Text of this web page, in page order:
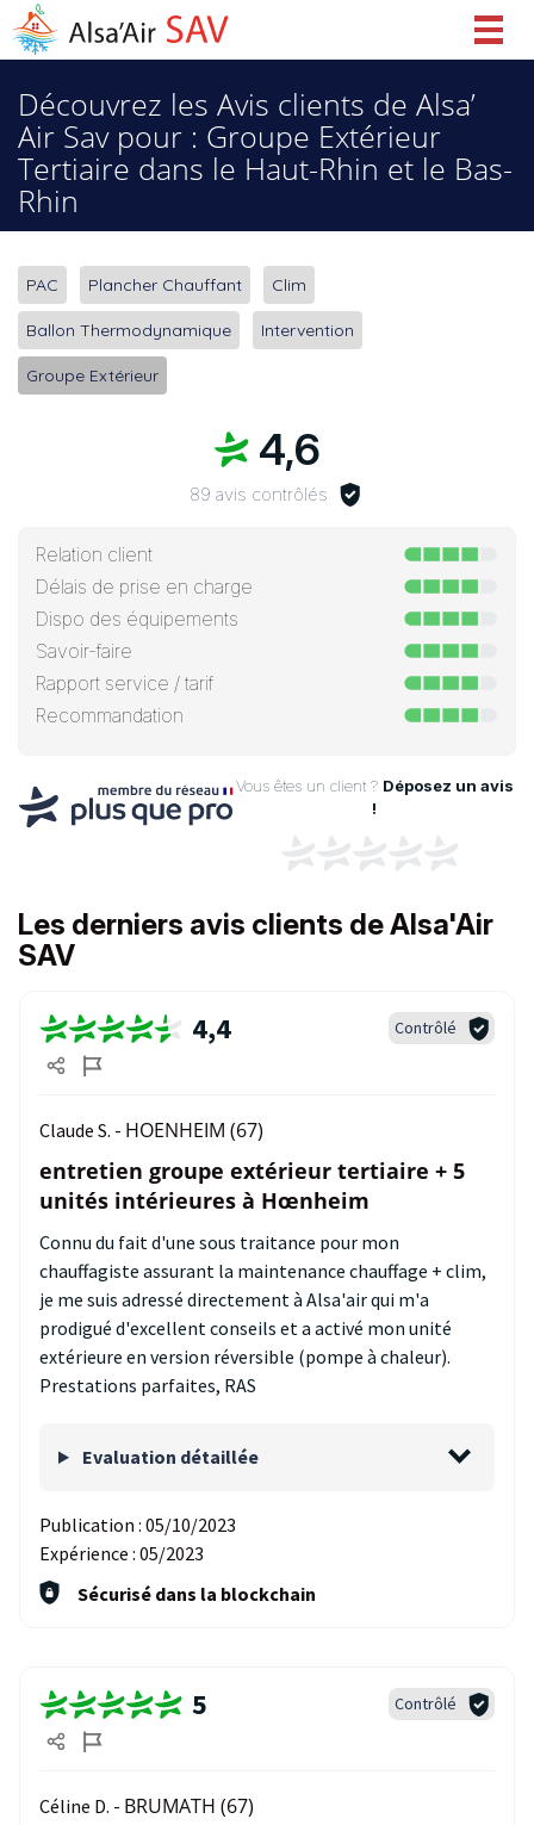
Découvrez les Avis clients de Alsa’
Air Sav pour : Groupe Extérieur
Tertiaire dans le Haut-Rhin et le Bas-
Rhin
PAC Plancher Chauffant Clim
Ballon Thermodynamique Intervention
Groupe Extérieur
4,6
89 avis contrôlés
Relation client
Délais de prise en charge
Dispo des équipements
Savoir-faire
Rapport service / tarif
Recommandation
Vous êtes un client ? Déposez un avis
!
Les derniers avis clients de Alsa'Air
SAV
4,4 Contrôlé
Claude S. - HOENHEIM (67)
entretien groupe extérieur tertiaire + 5
unités intérieures à Hœnheim
Connu du fait d'une sous traitance pour mon
chauffagiste assurant la maintenance chauffage + clim,
je me suis adressé directement à Alsa'air qui m'a
prodigué d'excellent conseils et a activé mon unité
extérieure en version réversible (pompe à chaleur).
Prestations parfaites, RAS
Evaluation détaillée
Publication : 05/10/2023
Expérience : 05/2023
Sécurisé dans la blockchain
5 Contrôlé
Céline D. - BRUMATH (67)